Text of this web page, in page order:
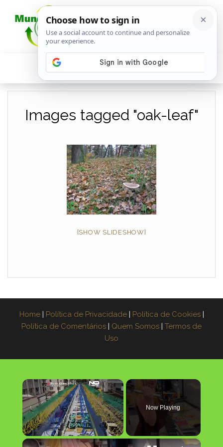
Images tagged "oak-leaf"
[SHOW SLIDESHOW]
Home | Política de Privacidade | Política de Cookies |
Política de Comentários | Quem Somos | Termos de
Uso
×
Now Playing
×